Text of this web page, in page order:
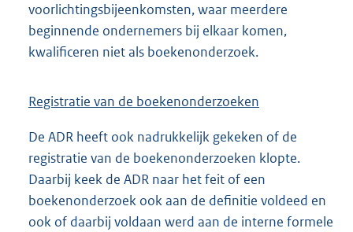
voorlichtingsbijeenkomsten, waar meerdere
beginnende ondernemers bij elkaar komen,
kwalificeren niet als boekenonderzoek.
Registratie van de boekenonderzoeken
De ADR heeft ook nadrukkelijk gekeken of de
registratie van de boekenonderzoeken klopte.
Daarbij keek de ADR naar het feit of een
boekenonderzoek ook aan de definitie voldeed en
ook of daarbij voldaan werd aan de interne formele